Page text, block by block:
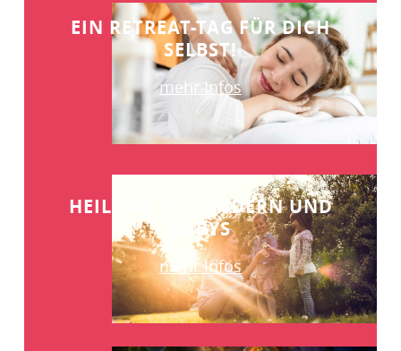
EIN RETREAT-TAG FÜR DICH
SELBST!
mehr Infos
HEILUNG BEI KINDERN UND
BABYS
mehr Infos